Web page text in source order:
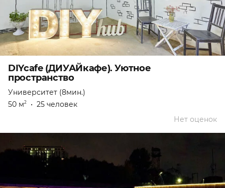
DIYcafe (ДИУАЙкафе). Уютное
пространство
Университет (8мин.)
50 м2 • 25 человек
Нет оценок